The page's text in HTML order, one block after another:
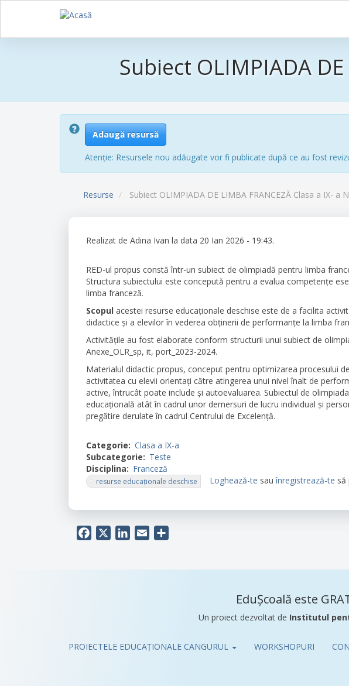
Sari
Subiect OLIMPIADA
Adaugă resursă
Atenție: Resursele nou adăugate vor fi publicate după ce au fost
Resurse Subiect OLIMPIADA DE LIMBA FRANCEZĂ Clasa a IX- a N
Realizat de Adina Ivan la data 20 Ian 2026 - 19:43.
RED-ul propus constă într-un subiect de olimpiadă pentru limba
Structura subiectului este concepută pentru a evalua competențe
limba franceză.
Scopul acestei resurse educaționale deschise este de a facilita
didactice și a elevilorîn vederea obţinerii de performanţe la limba
Activitățile au fost elaborate conform structurii unui subiect de
Anexe_OLR_sp, it, port_2023-2024.
Materialul didactic propus, conceput pentru optimizarea procesului
activitatea cu elevii orientați către atingerea unui nivel înalt de
active, întrucât poate include şi autoevaluarea. Subiectul de
educațională atât în cadrul unor demersuri de lucru individual și
pregătire derulate în cadrul Centrului de Excelență.
Categorie
Clasa a IX-a
Subcategorie
Teste
Disciplina
Franceză
resurse educaționale deschise Loghează-te sauînregistrează-te să
Facebook LinkedIn
Email
EduȘcoală este
Un proiect dezvoltat de Institutul
Pub
PROIECTELE EDUCAȚIONALE CANGURUL WORKSHOPURI